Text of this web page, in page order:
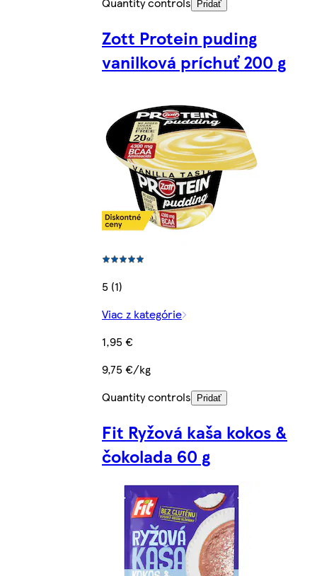
Pridať
Zott Protein puding
vanilková príchuť 200 g
5 (1)
Viac z kategórie
1,95 €
9,75 €/kg
Quantity controls
Pridať
Fit Ryžová kaša kokos &
čokolada 60 g